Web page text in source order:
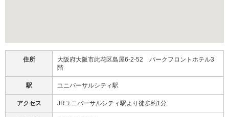
住所
大阪府大阪市此花区島屋6-2-52 パークフロントホテル3
階
駅 ユニバーサルシティ駅
アクセス JRユニバーサルシティ駅より徒歩約1分